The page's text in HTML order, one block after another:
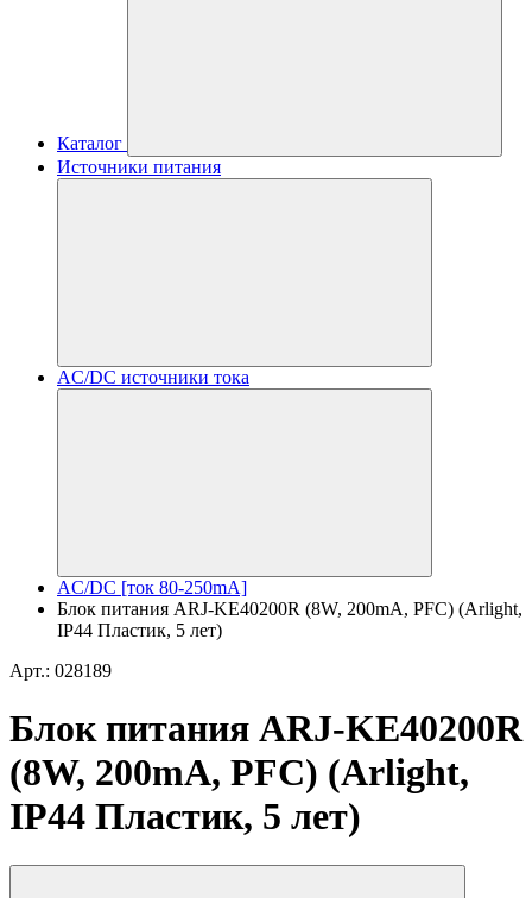
Каталог
Источники питания
AC/DC источники тока
AC/DC [ток 80-250mA]
Блок питания ARJ-KE40200R (8W, 200mA, PFC) (Arlight,
IP44 Пластик, 5 лет)
Арт.: 028189
Блок питания ARJ-KE40200R
(8W, 200mA, PFC) (Arlight,
IP44 Пластик, 5 лет)